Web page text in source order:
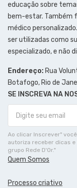
educação sobre
bem-estar. Também
médico
ser utilizadas como
especializado, e não
Endereço: Rua
Botafogo, Rio de
SE INSCREVA NA
Ao clicar Inscrever"
autoriza receber dicas
grupo Rede D'Or."
Quem Somos
Processo criativo